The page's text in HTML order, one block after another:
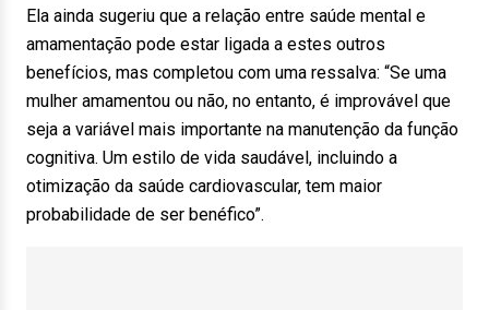
Ela ainda sugeriu que a relação entre saúde mental e
amamentação pode estar ligada a estes outros
benefícios, mas completou com uma ressalva: “Se uma
mulher amamentou ou não, no entanto, é improvável que
seja a variável mais importante na manutenção da função
cognitiva. Um estilo de vida saudável, incluindo a
otimização da saúde cardiovascular, tem maior
probabilidade de ser benéfico”.